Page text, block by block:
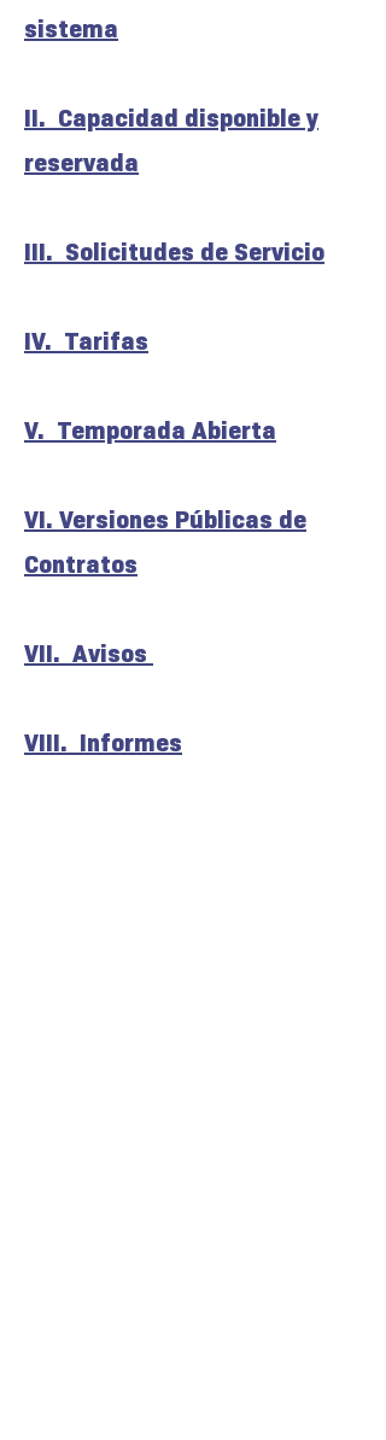
sistema
II. Capacidad disponible y
reservada
III. Solicitudes de Servicio
IV. Tarifas
V. Temporada Abierta
VI. ​​​​​ Versiones Públicas de
Contratos
VII. Avisos
VIII. Informes